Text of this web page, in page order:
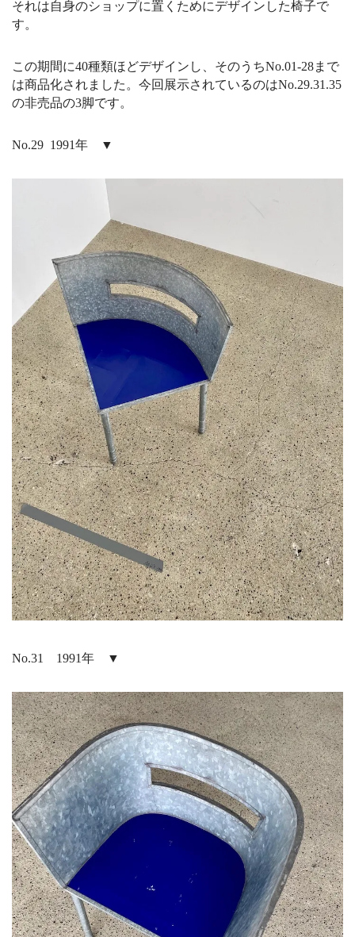
それは自身のショップに置くためにデザインした椅子で
す。
この期間に40種類ほどデザインし、そのうちNo.01-28まで
は商品化されました。今回展示されているのはNo.29.31.35
の非売品の3脚です。
No.29 1991年 ▼
No.31 1991年 ▼